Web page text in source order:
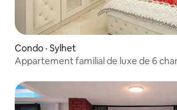
Condo · Sylhet
Appartement familial de luxe de 6